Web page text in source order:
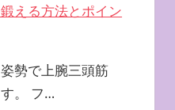
える方法とポイン
勢で上腕三頭筋
。 フ…